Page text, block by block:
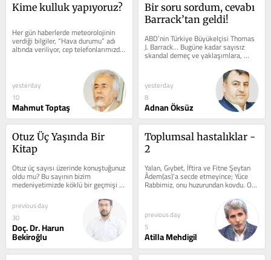
Kime kulluk yapıyoruz?
Her gün haberlerde meteorolojinin
verdiği bilgiler, “Hava durumu” adı
altında veriliyor, cep telefonlarımızda
görülüyor, özellikle...
yesterday
10
Mahmut Toptaş
Bir soru sordum, cevabı
Barrack’tan geldi!
ABD’nin Türkiye Büyükelçisi Thomas
J. Barrack… Bugüne kadar sayısız
skandal demeç ve yaklaşımlara,
açıklamalara imza attı. Şöyle...
yesterday
8
Adnan Öksüz
Otuz Üç Yaşında Bir
Kitap
Otuz üç sayısı üzerinde konuştuğunuz
oldu mu? Bu sayının bizim
medeniyetimizde köklü bir geçmişi
bulunmaktadır. İnancımızı,...
previous day
30
Doç. Dr. Harun
Bekiroğlu
Toplumsal hastalıklar -
2
Yalan, Gıybet, İftira ve Fitne Şeytan
Âdem(as)’a secde etmeyince; Yüce
Rabbimiz, onu huzurundan kovdu. O
da: “Yarabbi madem beni kovdun o...
previous day
5
Atilla Mehdigil